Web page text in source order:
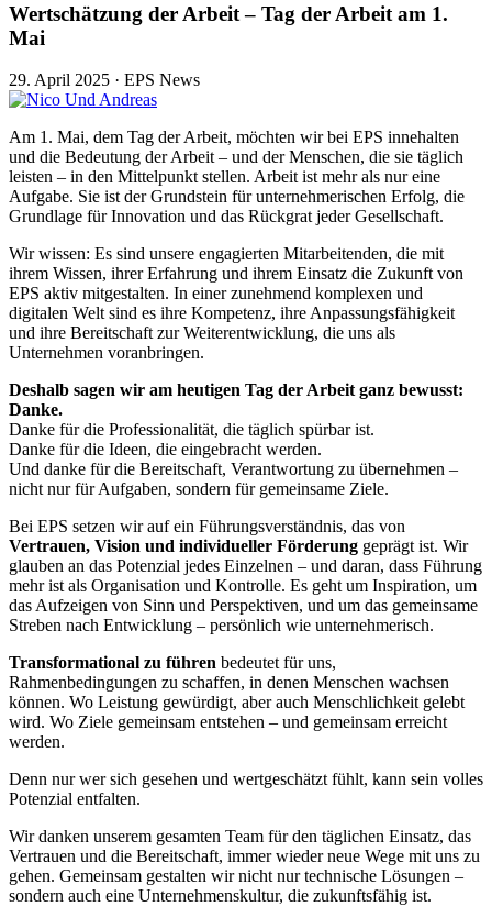
Wertschätzung der Arbeit – Tag der Arbeit am 1.
Mai
29. April 2025 · EPS News
Am 1. Mai, dem Tag der Arbeit, möchten wir bei EPS innehalten
und die Bedeutung der Arbeit – und der Menschen, die sie täglich
leisten – in den Mittelpunkt stellen. Arbeit ist mehr als nur eine
Aufgabe. Sie ist der Grundstein für unternehmerischen Erfolg, die
Grundlage für Innovation und das Rückgrat jeder Gesellschaft.
Wir wissen: Es sind unsere engagierten Mitarbeitenden, die mit
ihrem Wissen, ihrer Erfahrung und ihrem Einsatz die Zukunft von
EPS aktiv mitgestalten. In einer zunehmend komplexen und
digitalen Welt sind es ihre Kompetenz, ihre Anpassungsfähigkeit
und ihre Bereitschaft zur Weiterentwicklung, die uns als
Unternehmen voranbringen.
Deshalb sagen wir am heutigen Tag der Arbeit ganz bewusst:
Danke.
Danke für die Professionalität, die täglich spürbar ist.
Danke für die Ideen, die eingebracht werden.
Und danke für die Bereitschaft, Verantwortung zu übernehmen –
nicht nur für Aufgaben, sondern für gemeinsame Ziele.
Bei EPS setzen wir auf ein Führungsverständnis, das von
Vertrauen, Vision und individueller Förderung geprägt ist. Wir
glauben an das Potenzial jedes Einzelnen – und daran, dass Führung
mehr ist als Organisation und Kontrolle. Es geht um Inspiration, um
das Aufzeigen von Sinn und Perspektiven, und um das gemeinsame
Streben nach Entwicklung – persönlich wie unternehmerisch.
Transformational zu führen bedeutet für uns,
Rahmenbedingungen zu schaffen, in denen Menschen wachsen
können. Wo Leistung gewürdigt, aber auch Menschlichkeit gelebt
wird. Wo Ziele gemeinsam entstehen – und gemeinsam erreicht
werden.
Denn nur wer sich gesehen und wertgeschätzt fühlt, kann sein volles
Potenzial entfalten.
Wir danken unserem gesamten Team für den täglichen Einsatz, das
Vertrauen und die Bereitschaft, immer wieder neue Wege mit uns zu
gehen. Gemeinsam gestalten wir nicht nur technische Lösungen –
sondern auch eine Unternehmenskultur, die zukunftsfähig ist.